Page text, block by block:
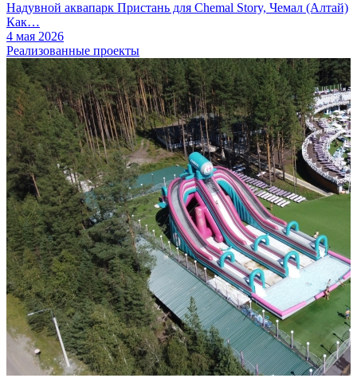
Надувной аквапарк Пристань для Chemal Story, Чемал (Алтай)
Как…
4 мая 2026
Реализованные проекты